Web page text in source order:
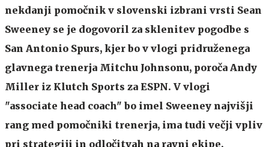
nekdanji pomočnik v slovenski izbrani vrsti Sean
Sweeney se je dogovoril za sklenitev pogodbe s
San Antonio Spurs, kjer bo v vlogi pridruženega
glavnega trenerja Mitchu Johnsonu, poroča Andy
Miller iz Klutch Sports za ESPN. V vlogi
"associate head coach" bo imel Sweeney najvišji
rang med pomočniki trenerja, ima tudi večji vpliv
pri strategiji in odločitvah na ravni ekipe,